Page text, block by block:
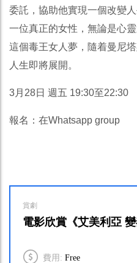
委託，協助他實現一個改變
一位真正的女性，無論是心
這個毒王女人夢，隨着曼尼
人生即將展開。
3月28日 週五 19:30至22:30
報名：在Whatsapp group
賞劇
電影欣賞《艾美利亞
費用: Free